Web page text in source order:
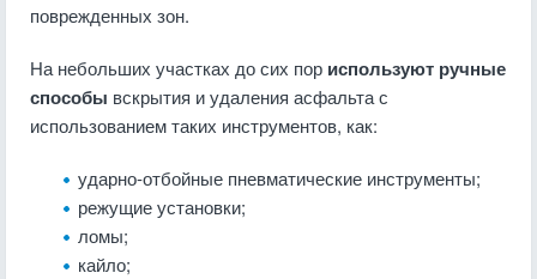
поврежденных зон.
На небольших участках до сих пор используют ручные
способы вскрытия и удаления асфальта с
использованием таких инструментов, как:
ударно-отбойные пневматические инструменты;
режущие установки;
ломы;
кайло;